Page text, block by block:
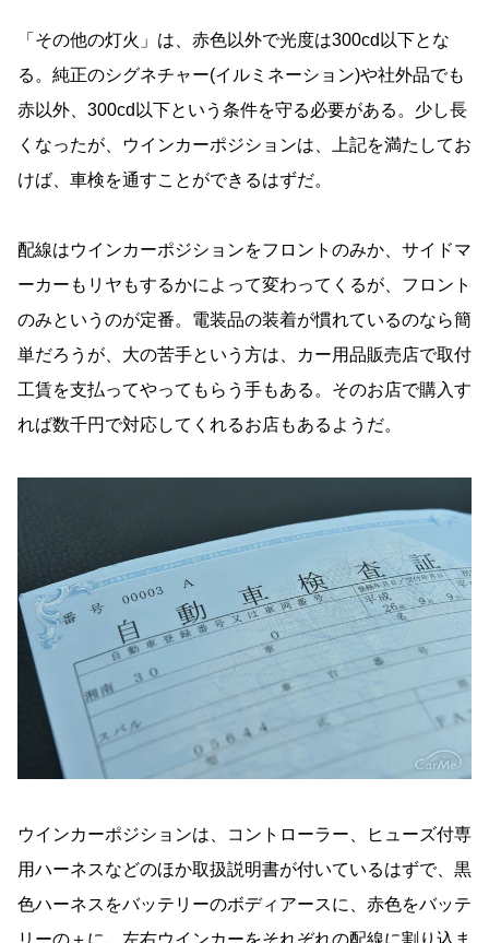
「その他の灯火」は、赤色以外で光度は300cd以下とな
る。純正のシグネチャー(イルミネーション)や社外品でも
赤以外、300cd以下という条件を守る必要がある。少し長
くなったが、ウインカーポジションは、上記を満たしてお
けば、車検を通すことができるはずだ。
配線はウインカーポジションをフロントのみか、サイドマ
ーカーもリヤもするかによって変わってくるが、フロント
のみというのが定番。電装品の装着が慣れているのなら簡
単だろうが、大の苦手という方は、カー用品販売店で取付
工賃を支払ってやってもらう手もある。そのお店で購入す
れば数千円で対応してくれるお店もあるようだ。
ウインカーポジションは、コントローラー、ヒューズ付専
用ハーネスなどのほか取扱説明書が付いているはずで、黒
色ハーネスをバッテリーのボディアースに、赤色をバッテ